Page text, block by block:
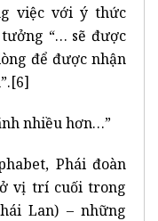
việc với ý thức
“… sẽ được
để được nhận
[6]
nhiều hơn…”
Phái đoàn
vị trí cuối trong
Lan) – những